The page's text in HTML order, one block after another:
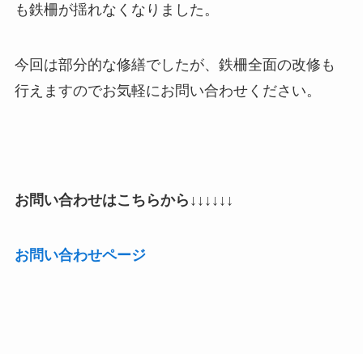
も鉄柵が揺れなくなりました。
今回は部分的な修繕でしたが、鉄柵全面の改修も
行えますのでお気軽にお問い合わせください。
お問い合わせはこちらから ↓↓↓↓↓↓
お問い合わせページ